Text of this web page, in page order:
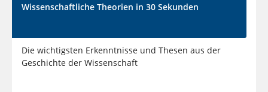
Wissenschaftliche Theorien in 30 Sekunden
Die wichtigsten Erkenntnisse und Thesen aus der
Geschichte der Wissenschaft